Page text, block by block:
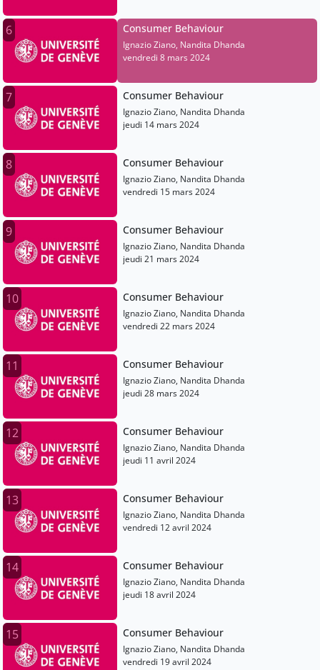
6 Consumer Behaviour
Ignazio Ziano, Nandita Dhanda
vendredi 8 mars 2024
7 Consumer Behaviour
Ignazio Ziano, Nandita Dhanda
jeudi 14 mars 2024
8 Consumer Behaviour
Ignazio Ziano, Nandita Dhanda
vendredi 15 mars 2024
9 Consumer Behaviour
Ignazio Ziano, Nandita Dhanda
jeudi 21 mars 2024
10 Consumer Behaviour
Ignazio Ziano, Nandita Dhanda
vendredi 22 mars 2024
11 Consumer Behaviour
Ignazio Ziano, Nandita Dhanda
jeudi 28 mars 2024
12 Consumer Behaviour
Ignazio Ziano, Nandita Dhanda
jeudi 11 avril 2024
13 Consumer Behaviour
Ignazio Ziano, Nandita Dhanda
vendredi 12 avril 2024
14 Consumer Behaviour
Ignazio Ziano, Nandita Dhanda
jeudi 18 avril 2024
15 Consumer Behaviour
Ignazio Ziano, Nandita Dhanda
vendredi 19 avril 2024